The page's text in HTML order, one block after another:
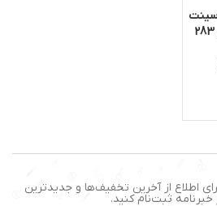
ایوز مدل Renewing حجم 283
اطلاع از آخرین تخفیف‌ها و جدیدترین
خبرنامه ثبت‌نام کنید.